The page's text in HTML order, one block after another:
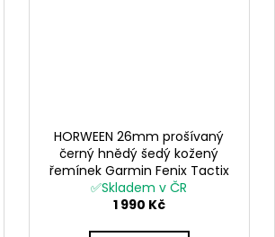
HORWEEN 26mm prošívaný
černý hnědý šedý kožený
řemínek Garmin Fenix Tactix
QuickFit
✅Skladem v ČR
1 990 Kč